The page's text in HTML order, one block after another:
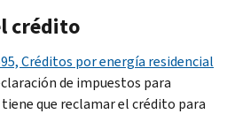
crédito
Créditos por energía residencial
de impuestos para
que reclamar el crédito para